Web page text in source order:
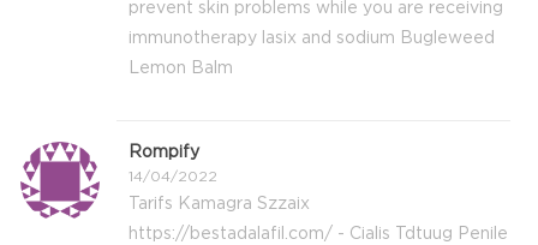
prevent skin problems while you are receiving
immunotherapy lasix and sodium Bugleweed
Lemon Balm
Rompify
14/04/2022
Tarifs Kamagra Szzaix
https://bestadalafil.com/ - Cialis Tdtuug Penile